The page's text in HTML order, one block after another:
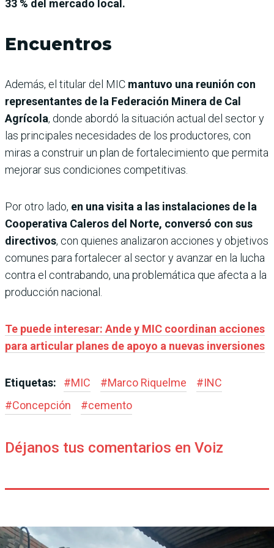
33 % del mercado local.
Encuentros
Además, el titular del MIC mantuvo una reunión con
representantes de la Federación Minera de Cal
Agrícola, donde abordó la situación actual del sector y
las principales necesidades de los productores, con
miras a construir un plan de fortalecimiento que permita
mejorar sus condiciones competitivas.
Por otro lado, en una visita a las instalaciones de la
Cooperativa Caleros del Norte, conversó con sus
directivos, con quienes analizaron acciones y objetivos
comunes para fortalecer al sector y avanzar en la lucha
contra el contrabando, una problemática que afecta a la
producción nacional.
Te puede interesar: Ande y MIC coordinan acciones
para articular planes de apoyo a nuevas inversiones
Etiquetas: #MIC #Marco Riquelme #INC
#Concepción #cemento
Déjanos tus comentarios en Voiz